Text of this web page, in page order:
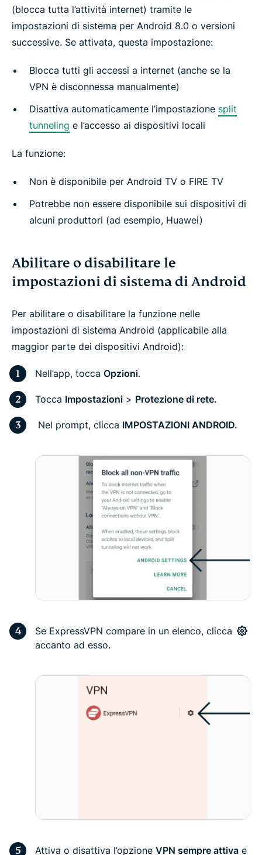
(blocca tutta l’attività internet) tramite le
impostazioni di sistema per Android 8.0 o versioni
successive. Se attivata, questa impostazione:
Blocca tutti gli accessi a internet (anche se la
VPN è disconnessa manualmente)
Disattiva automaticamente l’impostazione split
tunneling e l’accesso ai dispositivi locali
La funzione:
Non è disponibile per Android TV o FIRE TV
Potrebbe non essere disponibile sui dispositivi di
alcuni produttori (ad esempio, Huawei)
Abilitare o disabilitare le
impostazioni di sistema di Android
Per abilitare o disabilitare la funzione nelle
impostazioni di sistema Android (applicabile alla
maggior parte dei dispositivi Android):
Nell’app, tocca Opzioni.
Tocca Impostazioni > Protezione di rete.
Nel prompt, clicca IMPOSTAZIONI ANDROID.
Se ExpressVPN compare in un elenco, clicca
accanto ad esso.
Attiva o disattiva l’opzione VPN sempre attiva e